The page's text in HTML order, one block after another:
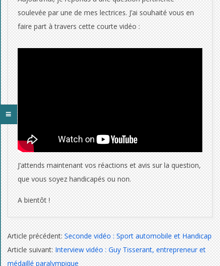
t
a
p
p
e
l
e
r
u
n
p
e
r
soulevée par une de mes lectrices. J’ai souhaité vous en
faire part à travers cette courte vidéo :
J’attends maintenant vos réactions et avis sur la question,
que vous soyez handicapés ou non.
A bientôt !
2014-
10-
23
Article précédent:Seconde vidéo : Sport automobile et Handicap
Article suivant:Interview vidéo : Guy Tisserant, entrepreneur et
médaillé paralympique